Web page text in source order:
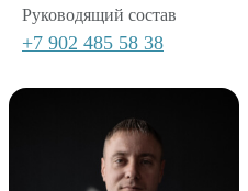
Руководящий состав
+7 902 485 58 38